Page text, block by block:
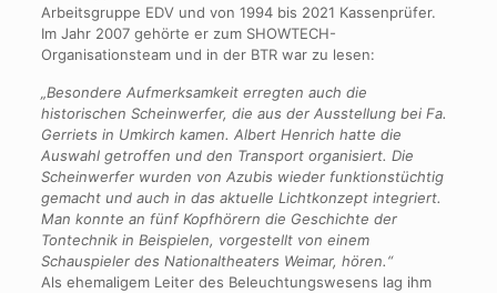
Arbeitsgruppe EDV und von 1994 bis 2021 Kassenprüfer.
Im Jahr 2007 gehörte er zum SHOWTECH-
Organisationsteam und in der BTR war zu lesen:
„Besondere Aufmerksamkeit erregten auch die
historischen Scheinwerfer, die aus der Ausstellung bei Fa.
Gerriets in Umkirch kamen. Albert Henrich hatte die
Auswahl getroffen und den Transport organisiert. Die
Scheinwerfer wurden von Azubis wieder funktionstüchtig
gemacht und auch in das aktuelle Lichtkonzept integriert.
Man konnte an fünf Kopfhörern die Geschichte der
Tontechnik in Beispielen, vorgestellt von einem
Schauspieler des Nationaltheaters Weimar, hören.“
Als ehemaligem Leiter des Beleuchtungswesens lag ihm